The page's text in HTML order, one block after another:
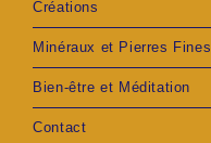
Créations
Minéraux et Pierres Fines
Bien-être et Méditation
Contact